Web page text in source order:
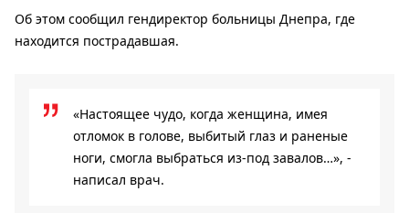
Об этом сообщил гендиректор больницы Днепра, где
находится пострадавшая.
«Настоящее чудо, когда женщина, имея
отломок в голове, выбитый глаз и раненые
ноги, смогла выбраться из-под завалов…», -
написал врач.